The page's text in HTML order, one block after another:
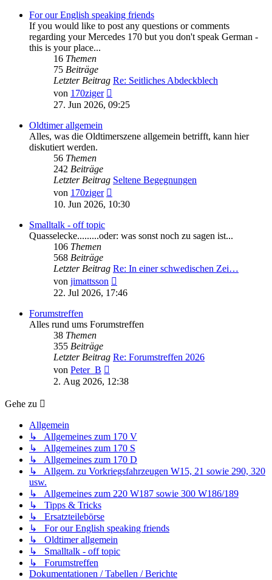
For our English speaking friends
If you would like to post any questions or comments
regarding your Mercedes 170 but you don't speak German -
this is your place...
16 Themen
75 Beiträge
Letzter Beitrag Re: Seitliches Abdeckblech
von 170ziger
Beitrag
27. Jun 2026, 09:25
Oldtimer allgemein
Alles, was die Oldtimerszene allgemein betrifft, kann hier
diskutiert werden.
56 Themen
242 Beiträge
Letzter Beitrag Seltene Begegnungen
von 170ziger
Beitrag
10. Jun 2026, 10:30
Smalltalk - off topic
Quasselecke.........oder: was sonst noch zu sagen ist...
106 Themen
568 Beiträge
Letzter Beitrag Re: In einer schwedischen Zei…
von jimattsson
Beitrag
22. Jul 2026, 17:46
Forumstreffen
Alles rund ums Forumstreffen
38 Themen
355 Beiträge
Letzter Beitrag Re: Forumstreffen 2026
von Peter_B
Beitrag
2. Aug 2026, 12:38
Gehe zu
Allgemein
↳ Allgemeines zum 170 V
↳ Allgemeines zum 170 S
↳ Allgemeines zum 170 D
↳ Allgem. zu Vorkriegsfahrzeugen W15, 21 sowie 290, 320
usw.
↳ Allgemeines zum 220 W187 sowie 300 W186/189
↳ Tipps & Tricks
↳ Ersatzteilebörse
↳ For our English speaking friends
↳ Oldtimer allgemein
↳ Smalltalk - off topic
↳ Forumstreffen
Dokumentationen / Tabellen / Berichte